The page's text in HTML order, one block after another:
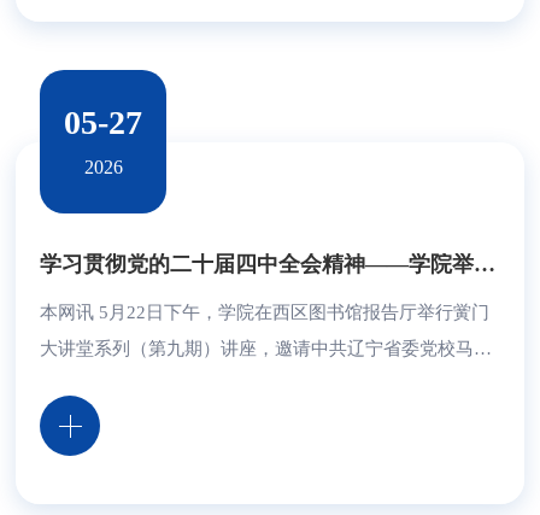
会学生主动向招聘负责人详细了解企业经营概况、行业
发...05-27
2026
学习贯彻党的二十届四中全会精神——学院举行黉门大讲堂系列（第九期）专题讲座
本网讯 5月22日下午，学院在西区图书馆报告厅举行黉门
大讲堂系列（第九期）讲座，邀请中共辽宁省委党校马克
全会精神”主题讲座。 徐作辉围绕“十五五”时期的关键意
义、总体要求、任务举措和根本保证等方面，对全会精神